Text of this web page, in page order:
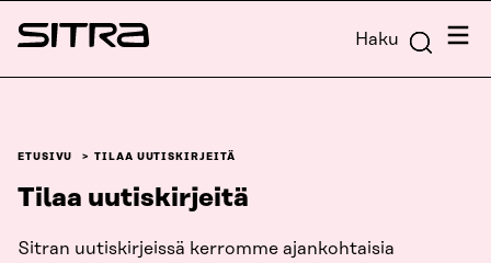
Siirry
suoraan
Sitra Haku
ETUSIVU TILAA UUTISKIRJEITÄ
Tilaa uutiskirjeitä
Sitran uutiskirjeissä kerromme ajankohtaisia